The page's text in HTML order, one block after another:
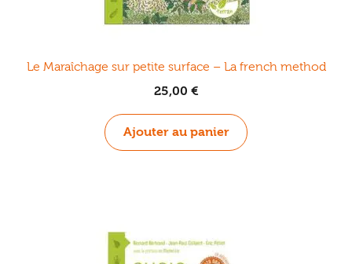
Le Maraîchage sur petite surface – La french method
25,00 €
Ajouter au panier